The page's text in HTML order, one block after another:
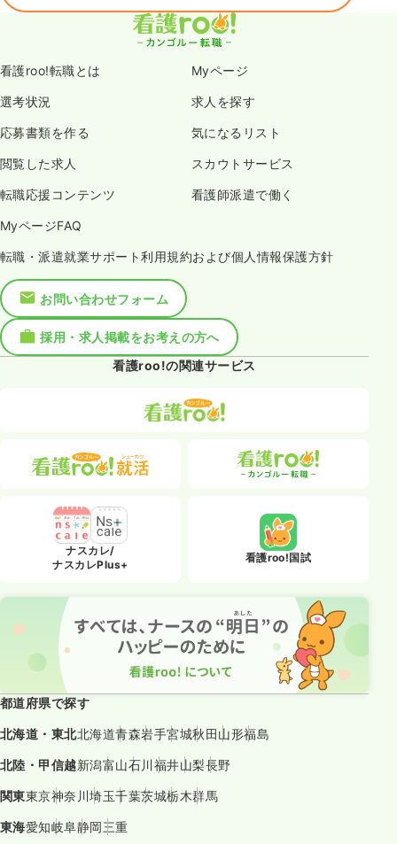
看護roo!転職とは Myページ
選考状況 求人を探す
応募書類を作る 気になるリスト
閲覧した求人 スカウトサービス
転職応援コンテンツ 看護師派遣で働く
MyページFAQ
転職・派遣就業サポート利用規約および個人情報保護方針
お問い合わせフォーム
採用・求人掲載をお考えの方へ
看護roo!の関連サービス
ナスカレ/
ナスカレPlus+
看護roo!国試
都道府県で探す
北海道・東北北海道青森岩手宮城秋田山形福島
北陸・甲信越新潟富山石川福井山梨長野
関東東京神奈川埼玉千葉茨城栃木群馬
東海愛知岐阜静岡三重